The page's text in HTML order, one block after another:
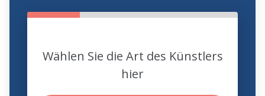
Wählen Sie die Art des Künstlers
hier